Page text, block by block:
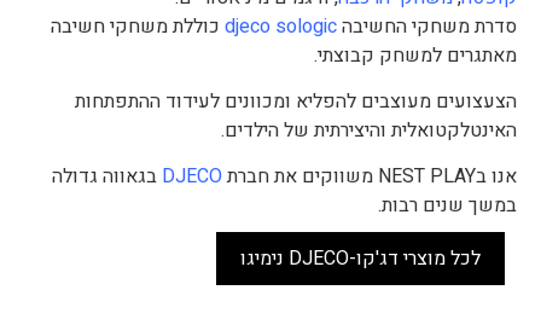
סדרת משחקי החשיבהdjeco sologic כוללת משחקי חשיבה
מאתגרים למשחק קבוצתי.
הצעצועים מעוצבים להפליא ומכוונים לעידוד ההתפתחות
האינטלקטואלית והיצירתית של הילדים.
אנו בNEST PLAY משווקים את חברת
DJECO בגאווה גדולה
במשך שנים רבות.
לכל מוצרי דג'קו-DJECO נימיגו